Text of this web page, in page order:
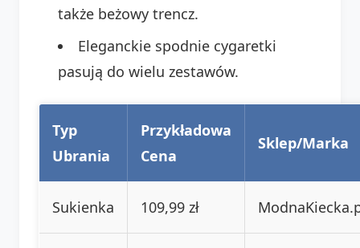
także beżowy trencz.
Eleganckie spodnie cygaretki
pasują do wielu zestawów.
Typ
Ubrania
Przykładowa
Cena
Sklep/Marka
Sukienka 109,99 zł